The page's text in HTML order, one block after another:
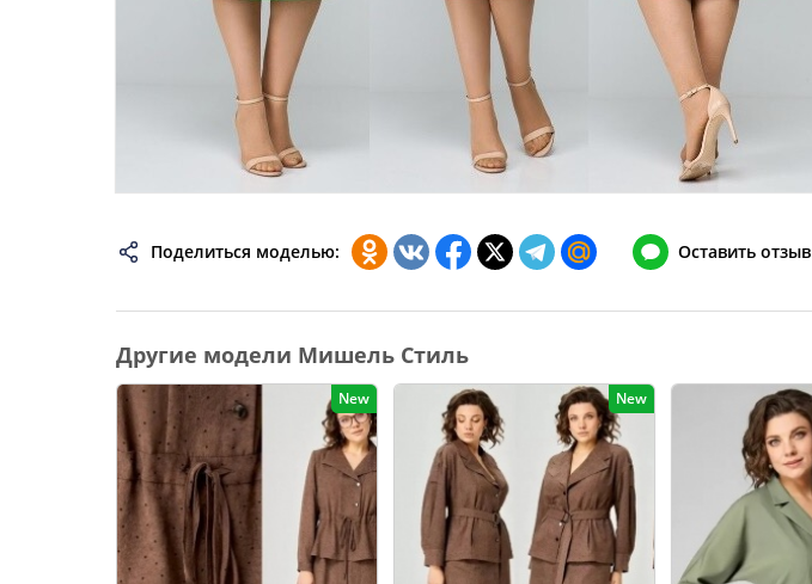
64
128
132
68
72
76
152
82
164
Поделиться моделью: Оставить отзыв
Другие модели Мишель Стиль
New New